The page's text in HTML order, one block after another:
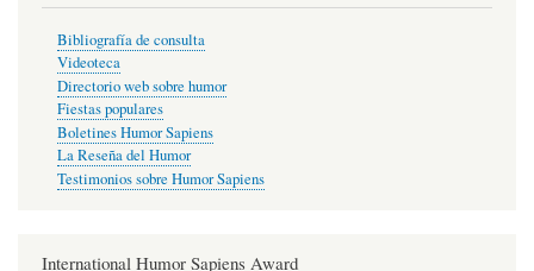
Bibliografía de consulta
Videoteca
Directorio web sobre humor
Fiestas populares
Boletines Humor Sapiens
La Reseña del Humor
Testimonios sobre Humor Sapiens
International Humor Sapiens Award